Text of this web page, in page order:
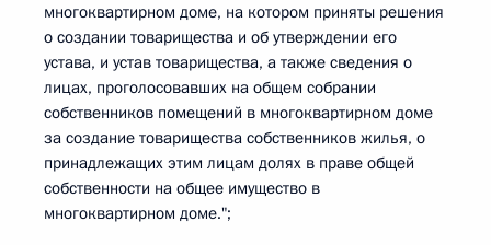
многоквартирном доме, на котором приняты решения
о создании товарищества и об утверждении его
устава, и устав товарищества, а также сведения о
лицах, проголосовавших на общем собрании
собственников помещений в многоквартирном доме
за создание товарищества собственников жилья, о
принадлежащих этим лицам долях в праве общей
собственности на общее имущество в
многоквартирном доме.";